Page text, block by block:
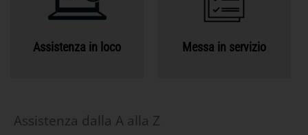
Assistenza in loco Messa in servizio
Assistenza dalla A alla Z